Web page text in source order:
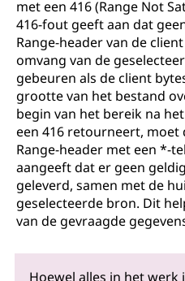
met een 416 (Range Not
416-fout geeft aan dat
Range-header van de
omvang van de
gebeuren als de client
grootte van het bestand
begin van het bereik na
een 416 retourneert, moet
Range-header met een *-
aangeeft dat er geen
geleverd, samen met de
geselecteerde bron. Dit
van de gevraagde
Hoewel alles in het werk